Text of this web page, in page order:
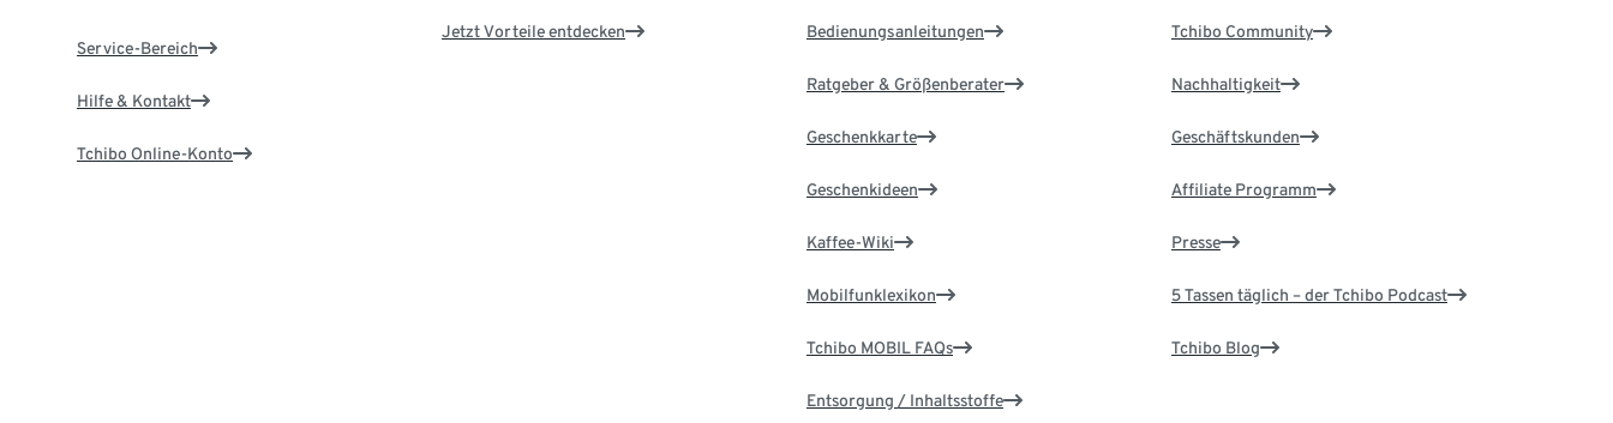
Service-Bereich
Hilfe & Kontakt
Tchibo Online-Konto
Jetzt Vorteile entdecken Bedienungsanleitungen
Ratgeber & Größenberater
Geschenkkarte
Geschenkideen
Kaffee-Wiki
Mobilfunklexikon
Tchibo MOBIL FAQs
Entsorgung / Inhaltsstoffe
Tchibo Community
Nachhaltigkeit
Geschäftskunden
Affiliate Programm
Presse
5 Tassen täglich – der Tchibo Podcast
Tchibo Blog